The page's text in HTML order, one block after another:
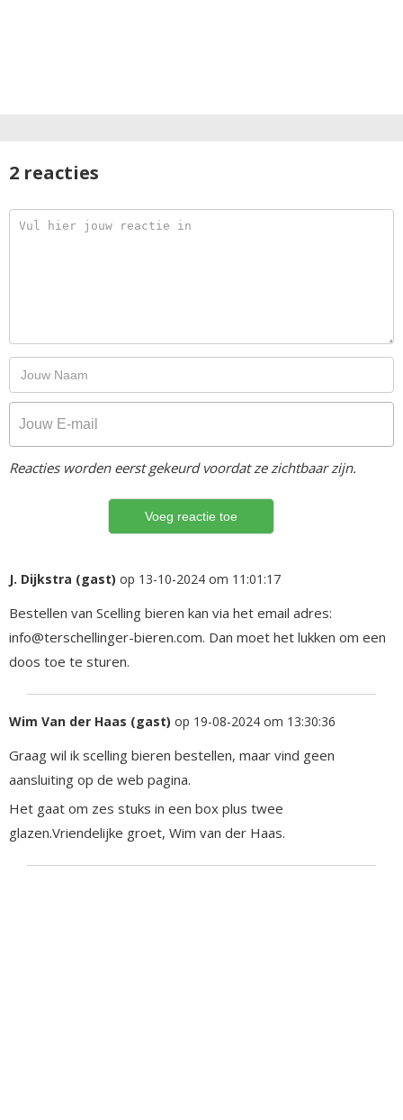
2 reacties
Reacties worden eerst gekeurd voordat ze zichtbaar zijn.
J. Dijkstra (gast) op 13-10-2024 om 11:01:17
Bestellen van Scelling bieren kan via het email adres:
info@terschellinger-bieren.com. Dan moet het lukken om een
doos toe te sturen.
Wim Van der Haas (gast) op 19-08-2024 om 13:30:36
Graag wil ik scelling bieren bestellen, maar vind geen
aansluiting op de web pagina.
Het gaat om zes stuks in een box plus twee
glazen.Vriendelijke groet, Wim van der Haas.